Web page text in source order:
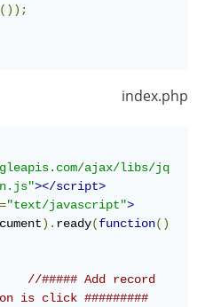
());
index.php
ajax/libs/jq
></script>
="text/javascript">
).ready(function()
//##### Add record
is click #########